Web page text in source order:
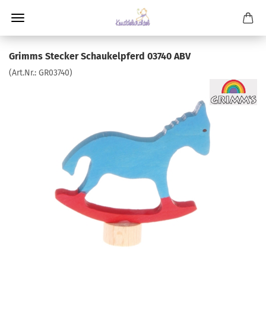
Grimms Stecker Schaukelpferd 03740 ABV
(Art.Nr.: GR03740)